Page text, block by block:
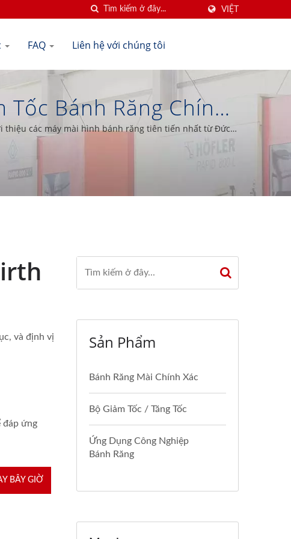
VIỆT
FAQ Liên hệ với chúng tôi
Tốc Bánh Răng Chính
Gear Co., Ltd.
thiệu các máy mài hình bánh răng tiên tiến nhất từ Đức
và định vị
đáp ứng
BÂY GIỜ
Sản Phẩm
Bánh Răng Mài Chính Xác
Bộ Giảm Tốc / Tăng Tốc
Ứng Dụng Công Nghiệp
Bánh Răng